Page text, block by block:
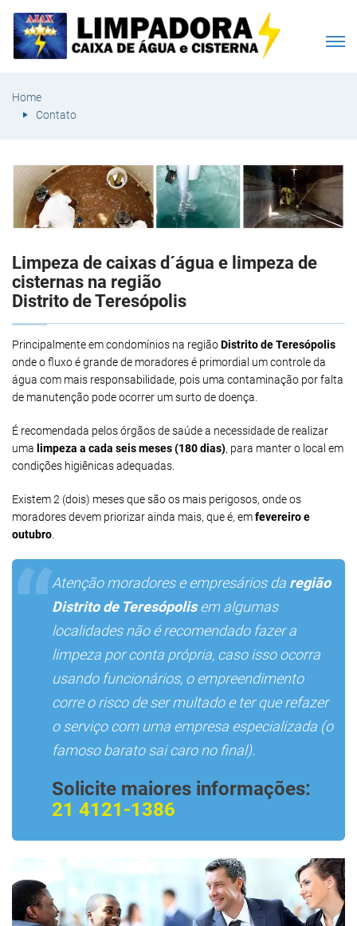
Home
Contato
Limpeza de caixas d´água e limpeza de
cisternas na região
Distrito de Teresópolis
Principalmente em condomínios na regiãoDistrito de Teresópolis
onde o fluxo é grande de moradores é primordial um controle da
água com mais responsabilidade, pois uma contaminação por falta
de manutenção pode ocorrer um surto de doença.
É recomendada pelos órgãos de saúde a necessidade de realizar
uma limpeza a cada seis meses (180 dias), para manter o local em
condições higiênicas adequadas.
Existem 2 (dois) meses que são os mais perigosos, onde os
moradores devem priorizar ainda mais, que é, emfevereiro e
outubro
Atenção moradores e empresários da região
Distrito de Teresópolisem algumas
localidades não é recomendado fazer a
limpeza por conta própria, caso isso ocorra
usando funcionários, o empreendimento
corre o risco de ser multado e ter que refazer
o serviço com uma empresa especializada (o
famoso barato sai caro no final).
Solicite maiores informações:
21 4121-1386